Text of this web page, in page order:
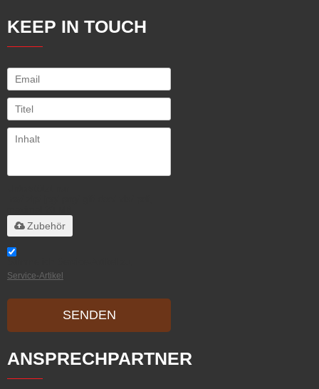
KEEP IN TOUCH
Zubehör
Service-Artikel
SENDEN
ANSPRECHPARTNER